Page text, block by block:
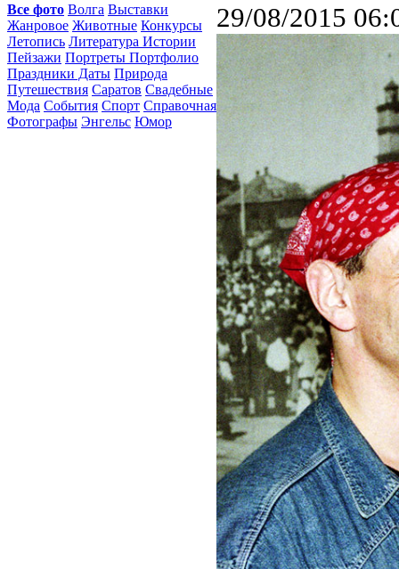
Все фото Волга Выставки
Жанровое Животные Конкурсы
Летопись Литература Истории
Пейзажи Портреты Портфолио
Праздники Даты Природа
Путешествия Саратов Свадебные
Мода События Спорт Справочная
Фотографы Энгельс Юмор
29/08/2015